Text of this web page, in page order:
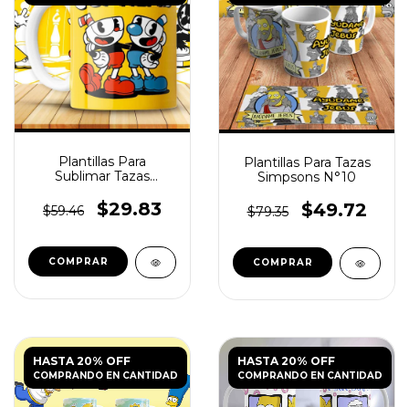
Plantillas Para
Sublimar Tazas
$59.46
$29.83
Plantillas Para Tazas
Simpsons N°10
$79.35 $49.72
HASTA 20% OFF
COMPRANDO EN CANTIDAD
HASTA 20% OFF
COMPRANDO EN CANTIDAD